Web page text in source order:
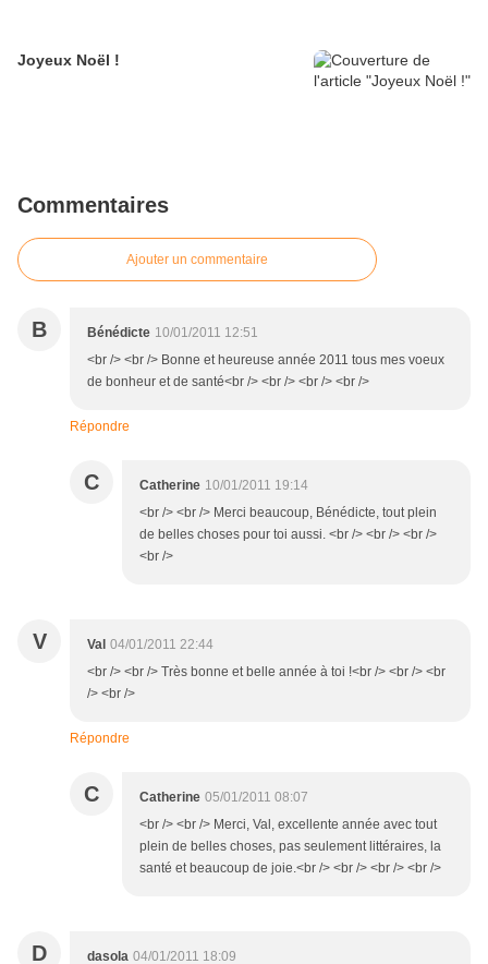
Joyeux Noël !
Commentaires
Ajouter un commentaire
B Bénédicte 10/01/2011 12:51
<br /> <br /> Bonne et heureuse année 2011 tous mes voeux
de bonheur et de santé<br /> <br /> <br /> <br />
Répondre
C Catherine 10/01/2011 19:14
<br /> <br /> Merci beaucoup, Bénédicte, tout plein
de belles choses pour toi aussi. <br /> <br /> <br />
<br />
V Val 04/01/2011 22:44
<br /> <br /> Très bonne et belle année à toi !<br /> <br /> <br
/> <br />
Répondre
C Catherine 05/01/2011 08:07
<br /> <br /> Merci, Val, excellente année avec tout
plein de belles choses, pas seulement littéraires, la
santé et beaucoup de joie.<br /> <br /> <br /> <br />
D dasola 04/01/2011 18:09